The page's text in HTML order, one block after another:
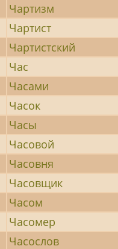
Чартизм
Чартист
Чартистский
Час
Часами
Часок
Часы
Часовой
Часовня
Часовщик
Часом
Часомер
Часослов